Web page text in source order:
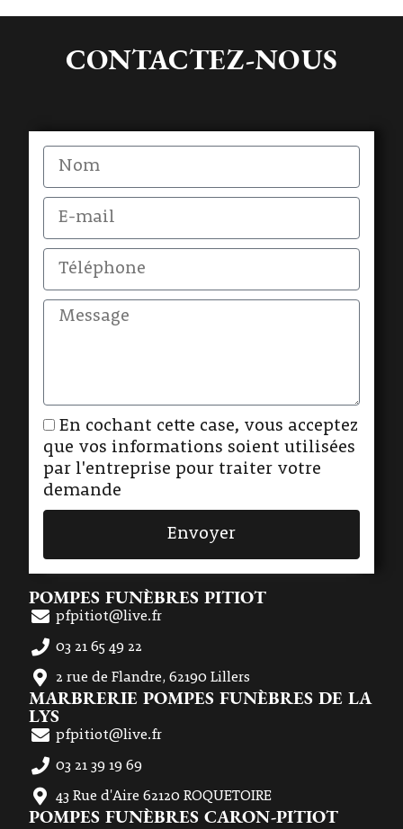
CONTACTEZ-NOUS
En cochant cette case, vous acceptez
que vos informations soient utilisées
par l'entreprise pour traiter votre
demande
Envoyer
POMPES FUNÈBRES PITIOT
pfpitiot@live.fr
03 21 65 49 22
2 rue de Flandre, 62190 Lillers
MARBRERIE POMPES FUNÈBRES DE LA
LYS
pfpitiot@live.fr
03 21 39 19 69
43 Rue d'Aire 62120 ROQUETOIRE
POMPES FUNÈBRES CARON-PITIOT